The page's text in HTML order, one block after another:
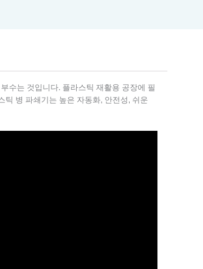
수는 것입니다. 플라스틱 재활용 공장에 필
틱 병 파쇄기는 높은 자동화, 안전성, 쉬운